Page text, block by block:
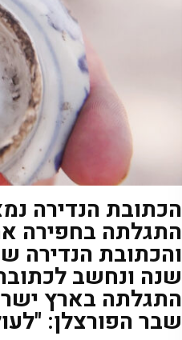
הכתובת הנדירה
התגלתה בחפירה
והכתובת הנדירה
שנה ונחשב
התגלתה בארץ
שבר הפורצלן: